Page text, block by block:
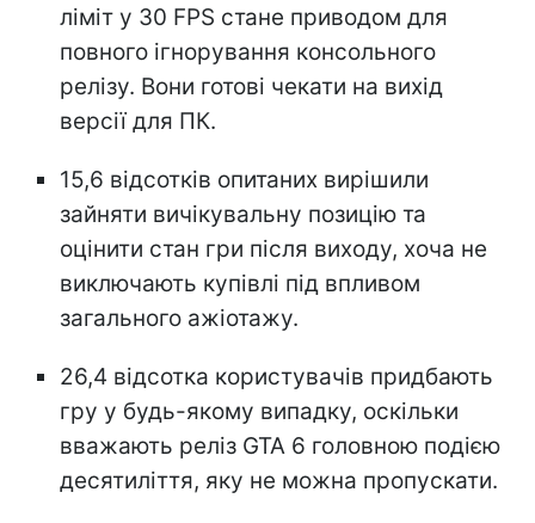
ліміт у 30 FPS стане приводом для
повного ігнорування консольного
релізу. Вони готові чекати на вихід
версії для ПК.
15,6 відсотків опитаних вирішили
зайняти вичікувальну позицію та
оцінити стан гри після виходу, хоча не
виключають купівлі під впливом
загального ажіотажу.
26,4 відсотка користувачів придбають
гру у будь-якому випадку, оскільки
вважають реліз GTA 6 головною подією
десятиліття, яку не можна пропускати.